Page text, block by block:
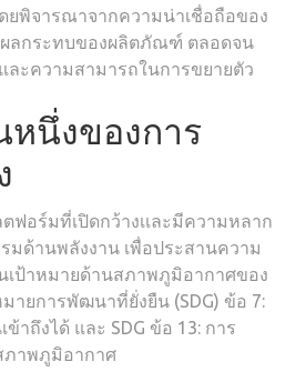
ยพิจารณาจากความน่าเชื่อถือของ
ลกระทบของผลิตภัณฑ์ ตลอดจน
ละความสามารถในการขยายตัว
หนึ่งของการ
ฟอร์มที่เปิดกว้างเเละมีความหลาก
มด้านพลังงาน เพื่อประสานความ
เป้าหมายด้านสภาพภูมิอากาศของ
ายการพัฒนาที่ยั่งยืน (SDG) ข้อ 7:
าถึงได้ และ SDG ข้อ 13: การ
ภาพภูมิอากาศ